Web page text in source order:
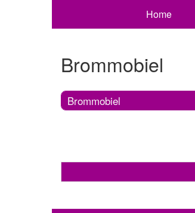
Home
Brommobiel
Brommobiel